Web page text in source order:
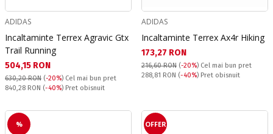
ADIDAS
Incaltaminte Terrex Agravic Gtx
Trail Running
Текуща цена:
504,15 RON
630,20 RON (-20%) Cel mai bun pret
Pret obisnuit:
840,28 RON (-40%) Pret obisnuit
ADIDAS
Incaltaminte Terrex Ax4r Hiking
Текуща цена:
173,27 RON
216,60 RON (-20%) Cel mai bun pret
Pret obisnuit:
288,81 RON (-40%) Pret obisnuit
% OFFER